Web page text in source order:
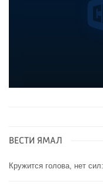
ВЕСТИ ЯМАЛ
Кружится голова, нет